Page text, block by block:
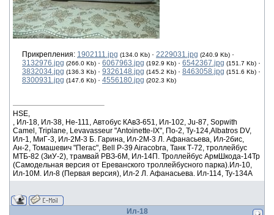
Прикрепления: 1902111.jpg (134.0 Kb) · 2229031.jpg (240.9 Kb) ·
3132976.jpg (266.0 Kb) · 6067963.jpg (192.9 Kb) · 6542367.jpg (151.7 Kb) ·
3832034.jpg (136.3 Kb) · 9326148.jpg (145.2 Kb) · 8463058.jpg (151.6 Kb) ·
8300931.jpg (147.6 Kb) · 4556180.jpg (202.3 Kb)
HSE,
, Ил-18, Ил-38, He-111, Автобус КАвЗ-651, Ил-102, Ju-87, Sopwith
Camel, Triplane, Levavasseur "Antoinette-IX", По-2, Ту-124,Albatros DV,
Ил-1, МиГ-3, Ил-2М-3 Б. Гарина, Ил-2М-3 Л. Афанасьева, Ил-2бис,
Ан-2, Томашевич "Пегас", Bell P-39 Airacobra, Танк Т-72, троллейбус
МТБ-82 (ЗиУ-2), трамвай РВЗ-6М, Ил-14П. Троллейбус АрмШкода-14Тр
(Самодельная версия от Ереванского троллейбусного парка).Ил-10,
Ил-10М. Ил-8 (Первая версия), Ил-2 Л. Афанасьева. Ил-114, Ту-134А
Ил-18